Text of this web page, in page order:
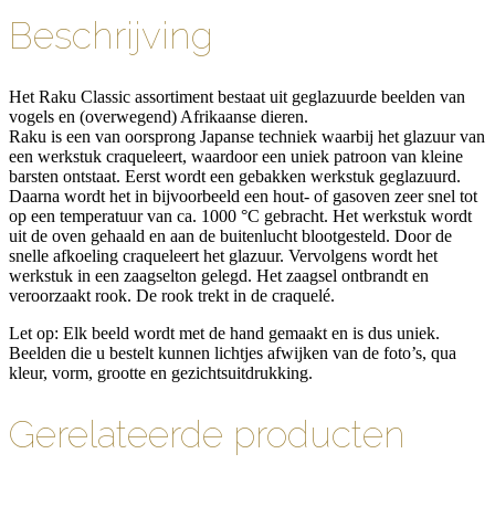
Beschrijving
Het Raku Classic assortiment bestaat uit geglazuurde beelden van
vogels en (overwegend) Afrikaanse dieren.
Raku is een van oorsprong Japanse techniek waarbij het glazuur van
een werkstuk craqueleert, waardoor een uniek patroon van kleine
barsten ontstaat. Eerst wordt een gebakken werkstuk geglazuurd.
Daarna wordt het in bijvoorbeeld een hout- of gasoven zeer snel tot
op een temperatuur van ca. 1000 °C gebracht. Het werkstuk wordt
uit de oven gehaald en aan de buitenlucht blootgesteld. Door de
snelle afkoeling craqueleert het glazuur. Vervolgens wordt het
werkstuk in een zaagselton gelegd. Het zaagsel ontbrandt en
veroorzaakt rook. De rook trekt in de craquelé.
Let op: Elk beeld wordt met de hand gemaakt en is dus uniek.
Beelden die u bestelt kunnen lichtjes afwijken van de foto’s, qua
kleur, vorm, grootte en gezichtsuitdrukking.
Gerelateerde producten